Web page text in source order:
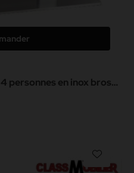
personnes en inox brossé